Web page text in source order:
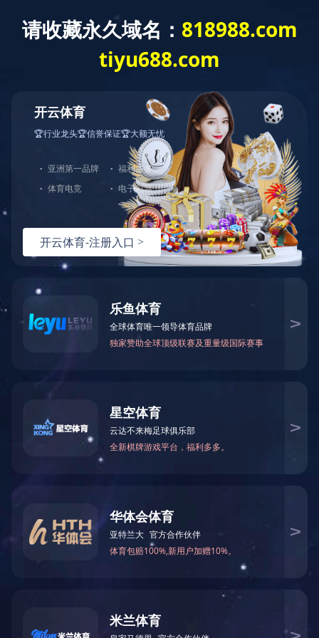
精品工程
恒大绿洲A10地块17、18、19#楼
发布时间：2021-01-22 15:26:09 ／ 浏览：5498
下一篇